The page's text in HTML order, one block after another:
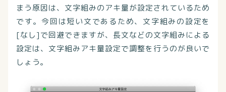
まう原因は、文字組みのアキ量が設定されているため
です。今回は短い文であるため、文字組みの設定を
[なし]で回避できますが、長文などの文字組みによる
設定は、文字組みアキ量設定で調整を行うのが良いで
しょう。